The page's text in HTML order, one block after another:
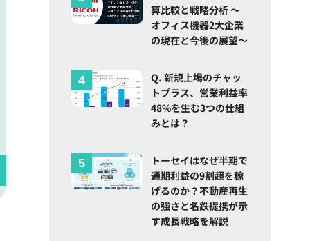
算比較と戦略分析 ～
オフィス機器2大企業
の現在と今後の展望～
Q. 新規上場のチャッ
トプラス、営業利益率
48%を生む3つの仕組
みとは？
トーセイはなぜ半期で
通期利益の9割超を稼
げるのか？不動産再生
の強さと名鉄提携が示
す成長戦略を解説